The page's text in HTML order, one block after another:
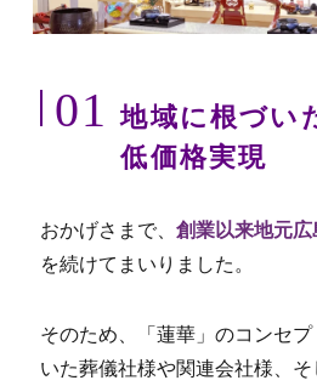
01 地域に根づい
低価格実現
おかげさまで、 創業以来地元
を続けてまいりました。
そのため、「蓮華」のコンセ
いた葬儀社様や関連会社様、